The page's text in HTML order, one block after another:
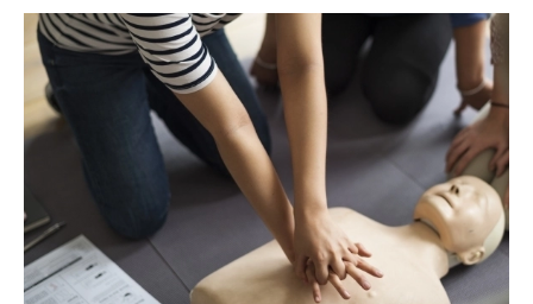
DIFERENCIARLOS